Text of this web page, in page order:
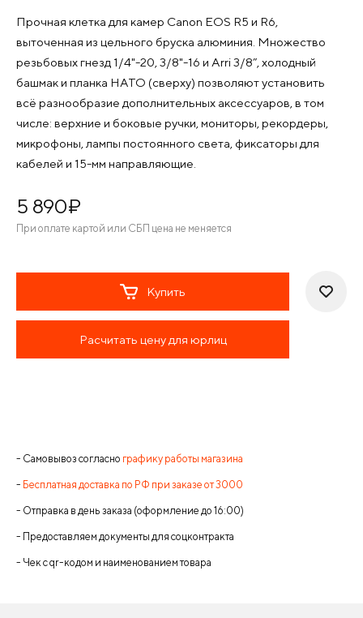
Прочная клетка для камер Canon EOS R5 и R6,
выточенная из цельного бруска алюминия. Множество
резьбовых гнезд 1/4"-20, 3/8"-16 и Arri 3/8”, холодный
башмак и планка НАТО (сверху) позволяют установить
всё разнообразие дополнительных аксессуаров, в том
числе: верхние и боковые ручки, мониторы, рекордеры,
микрофоны, лампы постоянного света, фиксаторы для
кабелей и 15-мм направляющие.
5 890¤
При оплате картой или СБП цена не меняется
Купить
Расчитать цену для юрлиц
- Самовывоз согласно графику работы магазина
- Бесплатная доставка по РФ при заказе от 3000
- Отправка в день заказа (оформление до 16:00)
- Предоставляем документы для соцконтракта
- Чек с qr-кодом и наименованием товара